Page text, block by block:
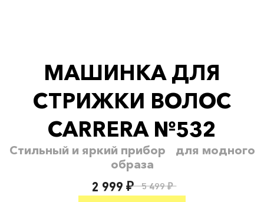
МАШИНКА ДЛЯ
СТРИЖКИ ВОЛОС
CARRERA №532
Стильный и яркий прибор для модного
образа
2 999 ₽ 5 499 ₽